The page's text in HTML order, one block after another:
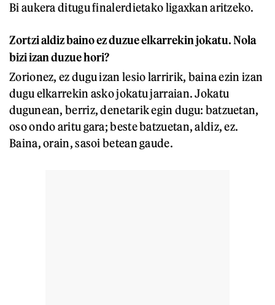
Bi aukera ditugu finalerdietako ligaxkan aritzeko.
Zortzi aldiz baino ez duzue elkarrekin jokatu. Nola
bizi izan duzue hori?
Zorionez, ez dugu izan lesio larririk, baina ezin izan
dugu elkarrekin asko jokatu jarraian. Jokatu
dugunean, berriz, denetarik egin dugu: batzuetan,
oso ondo aritu gara; beste batzuetan, aldiz, ez.
Baina, orain, sasoi betean gaude.